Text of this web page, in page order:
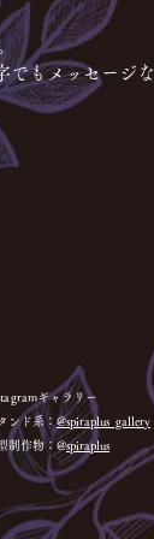
でもメッセージ
ギャラリー
ンド系： @spiraplus_gallery
制作物：@spiraplus